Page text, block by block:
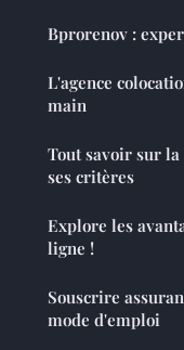
Bprorenov :
L'agence
main
Tout savoir sur
ses critères
Explore les
ligne !
Souscrire
mode d'emploi